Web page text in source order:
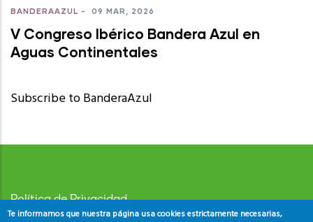
BANDERAAZUL - 09 MAR, 2026
V Congreso Ibérico Bandera Azul en
Aguas Continentales
Subscribe to BanderaAzul
Política de Privacidad
Te informamos que nuestra página usa cookies estrictamente necesarias,